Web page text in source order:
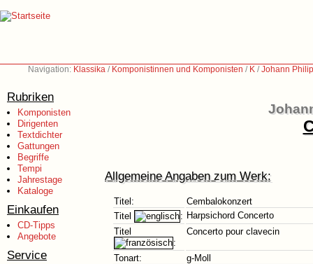
Navigation: Klassika / Komponistinnen und Komponisten / K /Johann
Rubriken
Komponisten
Dirigenten
Textdichter
Gattungen
Begriffe
Tempi
Jahrestage
Kataloge
Einkaufen
CD-Tipps
Angebote
Service
Allgemeine Angaben zum Werk:
Titel:
Cembalokonzert
Titel
: Harpsichord Concerto
Titel
:
Concerto pour clavecin
Tonart:
g-Moll